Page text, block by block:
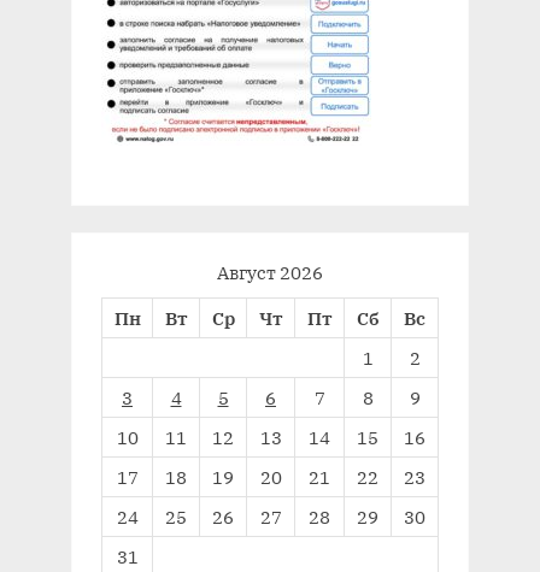
Август 2026
Пн
Вт Ср Чт Пт Сб
Вс
1
2
3
4 5 6 7 8
9
10
11 12 13 14 15
16
17
18 19 20 21 22
23
24
25 26 27 28 29
30
31